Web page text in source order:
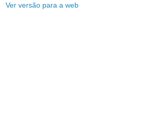
Ver versão para a web